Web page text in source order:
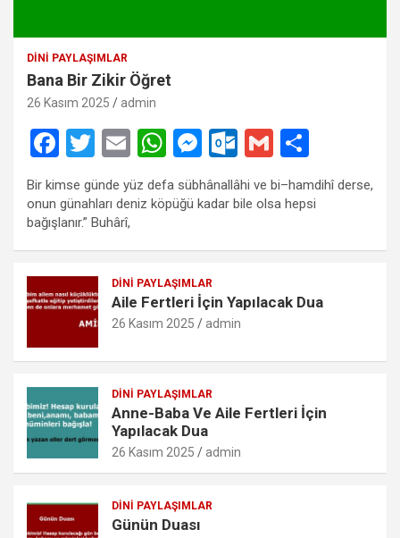
DINI PAYLAŞIMLAR
Bana Bir Zikir Öğret
26 Kasım 2025 admin
F
ce
b
o
o
k
T
wi
tt
er
E
m
ail
W
h
at
A
p
p
M
es
se
g
er
O
ut
lo
k.
o
G
m
ail
h
ar
Bir kimse günde yüz defa sübhânallâhi ve bi–hamdihî derse,
onun günahları deniz köpüğü kadar bile olsa hepsi
bağışlanır.” Buhârî,
DINI PAYLAŞIMLAR
Aile Fertleri İçin Yapılacak Dua
26 Kasım 2025 admin
DINI PAYLAŞIMLAR
Anne-Baba Ve Aile Fertleri İçin
Yapılacak Dua
26 Kasım 2025 admin
DINI PAYLAŞIMLAR
Günün Duası